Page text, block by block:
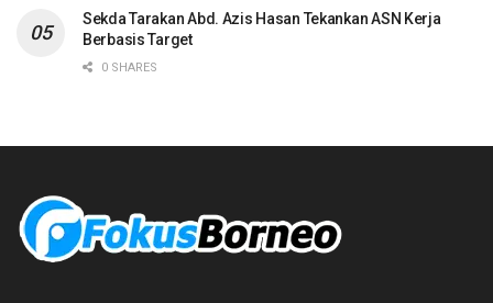
Sekda Tarakan Abd. Azis Hasan Tekankan ASN Kerja
Berbasis Target
0 SHARES